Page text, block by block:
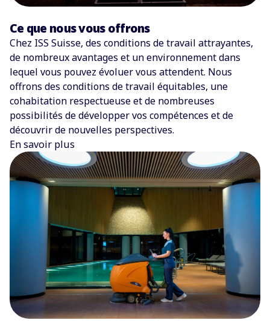
Ce que nous vous offrons
Chez ISS Suisse, des conditions de travail attrayantes,
de nombreux avantages et un environnement dans
lequel vous pouvez évoluer vous attendent. Nous
offrons des conditions de travail équitables, une
cohabitation respectueuse et de nombreuses
possibilités de développer vos compétences et de
découvrir de nouvelles perspectives.
En savoir plus